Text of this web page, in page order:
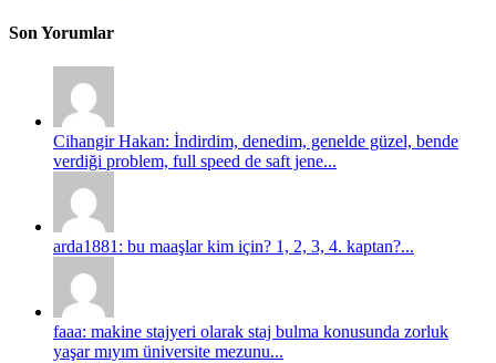
Son Yorumlar
Cihangir Hakan: İndirdim, denedim, genelde güzel, bende
verdiği problem, full speed de saft jene...
arda1881: bu maaşlar kim için? 1, 2, 3, 4. kaptan?...
faaa: makine stajyeri olarak staj bulma konusunda zorluk
yaşar mıyım üniversite mezunu...